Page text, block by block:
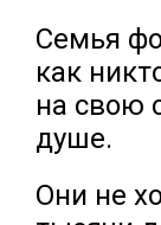
Семья
как
на свою
душе.
Они не